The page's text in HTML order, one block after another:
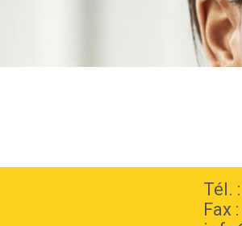
Tél.
Fax